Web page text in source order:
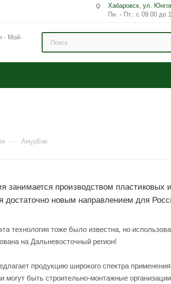
Хабаровск, ул.
Пн. - Пт.: с 09:00
- Мой-
— АмурБак
занимается производством
достаточно новым направлением для
технология тоже было известна, но
на Дальневосточный регион!
продукцию широкого спектра
могут быть строительно-монтажные